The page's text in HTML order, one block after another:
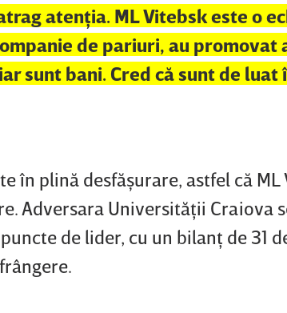
atenţia. ML Vitebsk este o
de pariuri, au promovat
sunt bani. Cred că sunt de luat
în plină desfăşurare, astfel că
Adversara Universităţii Craiova
de lider, cu un bilanţ de 31